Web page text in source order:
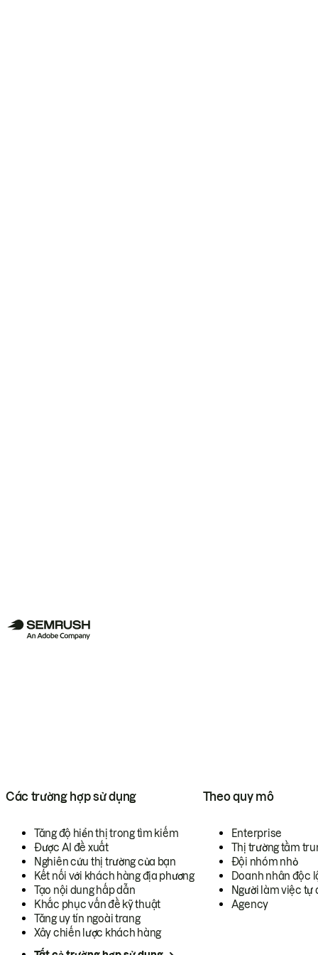
Các trường hợp sử dụng
Tăng độ hiển thị trong tìm kiếm
Được AI đề xuất
Nghiên cứu thị trường của bạn
Kết nối với khách hàng địa phương
Tạo nội dung hấp dẫn
Khắc phục vấn đề kỹ thuật
Tăng uy tín ngoài trang
Xây chiến lược khách hàng
Theo quy mô
Enterprise
Thị trường tầm
Đội nhóm nhỏ
Doanh nhân độc
Người làm việc tự
Agency